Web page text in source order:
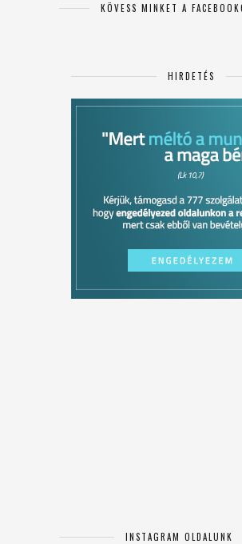
KÖVESS MINKET A
HIRDETÉS
INSTAGRAM OLDALUNK